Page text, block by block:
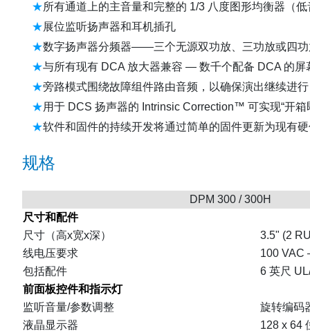
所有通道上的主音量和完整的 1/3 八度图形均衡器（
展位监听扬声器和耳机插孔
数字扬声器分频器——三个无源双功放、三功放或四功
与所有现有 DCA 放大器兼容 — 数千个配备 DCA 的屏
旁路模式围绕故障组件路由音频，以确保演出继续进行
用于 DCS 扬声器的 Intrinsic Correction™ 可实现“开箱
软件和固件的持续开发将通过简单的固件更新为现有
规格
DPM 300 / 300H
尺寸和配件
尺寸（高x宽x深）
3.5" (2
线电压要求
100 VAC
包括配件
6 英尺
前面板控件和指示灯
监听音量/参数调整
旋转编码
液晶显示器
128 x 64